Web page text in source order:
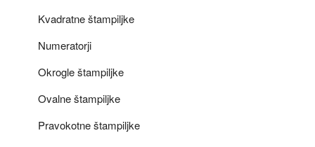
Kvadratne štampiljke
Numeratorji
Okrogle štampiljke
Ovalne štampiljke
Pravokotne štampiljke